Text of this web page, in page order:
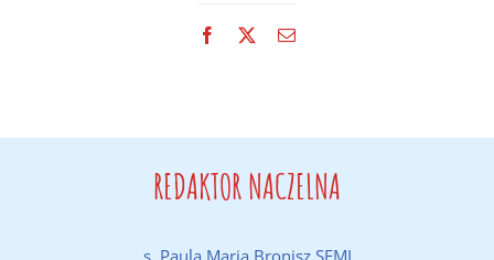
Facebook Email
REDAKTOR NACZELNA